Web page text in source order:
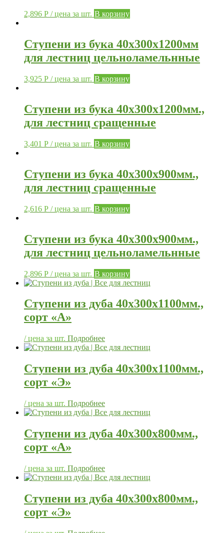
2,896 Р / цена за шт. В корзину
Ступени из бука 40х300х1200мм
для лестниц цельноламельнные
3,925 Р / цена за шт. В корзину
Ступени из бука 40х300х1200мм.,
для лестниц сращенные
3,401 Р / цена за шт. В корзину
Ступени из бука 40х300х900мм.,
для лестниц сращенные
2,616 Р / цена за шт. В корзину
Ступени из бука 40х300х900мм.,
для лестниц цельноламельнные
2,896 Р / цена за шт. В корзину
Ступени из дуба 40х300х1100мм.,
сорт «А»
/ цена за шт. Подробнее
Ступени из дуба 40х300х1100мм.,
сорт «Э»
/ цена за шт. Подробнее
Ступени из дуба 40х300х800мм.,
сорт «А»
/ цена за шт. Подробнее
Ступени из дуба 40х300х800мм.,
сорт «Э»